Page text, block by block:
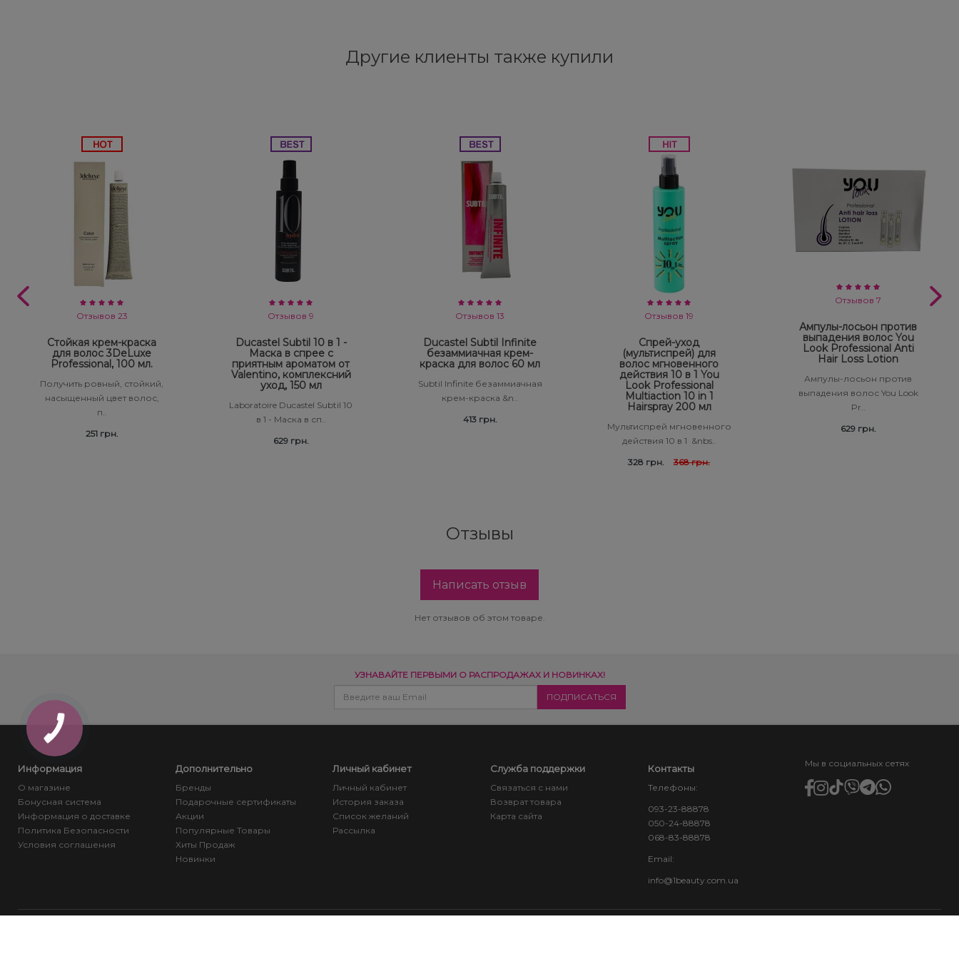
Другие клиенты также купили
Отзывов 23
Стойкая крем-краска
для волос 3DeLuxe
Professional, 100 мл.
Получить ровный, стойкий,
насыщенный цвет волос,
п..
251 грн.
Отзывов 9
Ducastel Subtil 10 в 1 -
Маска в спрее с
приятным ароматом от
Valentino, комплексний
уход, 150 мл
Laboratoire Ducastel Subtil 10
в 1 - Маска в сп..
629 грн.
Отзывов 13
Ducastel Subtil Infinite
безаммиачная крем-
краска для волос 60 мл
Subtil Infinite безаммиачная
крем-краска &n..
413 грн.
Отзывов 19
Спрей-уход
(мультиспрей) для
волос мгновенного
действия 10 в 1 You
Look Professional
Multiaction 10 in 1
Hairspray 200 мл
Мультиспрей мгновенного
действия 10 в 1 &nbs..
328 грн.
368 грн.
Отзывов 7
Ампулы-лосьон против
выпадения волос You
Look Professional Anti
Hair Loss Lotion
Ампулы-лосьон против
выпадения волос You Look
Pr..
629 грн.
Отзывы
Написать отзыв
Нет отзывов об этом товаре.
УЗНАВАЙТЕ ПЕРВЫМИ О РАСПРОДАЖАХ И НОВИНКАХ!
Информация
О магазине
Бонусная система
Информация о доставке
Политика Безопасности
Условия соглашения
Дополнительно
Бренды
Подарочные сертификаты
Акции
Популярные Товары
Хиты Продаж
Новинки
Личный кабинет
Личный кабинет
История заказа
Список желаний
Рассылка
Служба поддержки
Связаться с нами
Возврат товара
Карта сайта
Контакты
Телефоны:
093-23-88878
050-24-88878
068-83-88878
Email:
info@1beauty.com.ua
Мы в социальных сетях
Ducastel Subtil Blond
Subrina Glow-Plex - Питание, увлажнение и блеск